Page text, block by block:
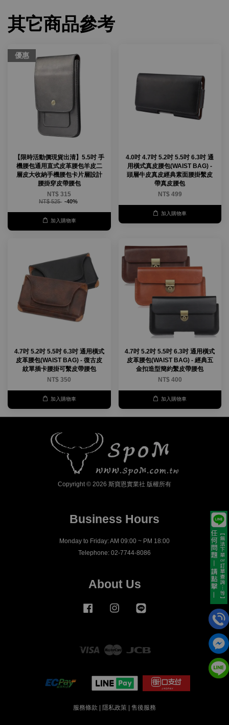
其它商品參考
優惠
【限時活動價現貨出清】5.5吋 手
機腰包通用直式皮革腰包羊皮二
層皮大收納手機腰包卡片層設計
腰掛穿皮帶腰包
NT$ 315
NT$ 525 -40%
加入購物車
4.0吋 4.7吋 5.2吋 5.5吋 6.3吋 通
用橫式真皮腰包(WAIST BAG) -
頭層牛皮真皮經典素面腰掛繫皮
帶真皮腰包
NT$ 499
加入購物車
4.7吋 5.2吋 5.5吋 6.3吋 通用橫式
皮革腰包(WAIST BAG) - 復古皮
紋單插卡腰掛可繫皮帶腰包
NT$ 350
加入購物車
4.7吋 5.2吋 5.5吋 6.3吋 通用橫式
皮革腰包(WAIST BAG) - 經典五
金扣造型簡約繫皮帶腰包
NT$ 400
加入購物車
Copyright © 2026 斯寶恩實業社 版權所有
Business Hours
Monday to Friday: AM 09:00 ~ PM 18:00
Telephone: 02-7744-8086
About Us
Facebook Instagram
Visa Master
服務條款 | 隱私政策 | 售後服務